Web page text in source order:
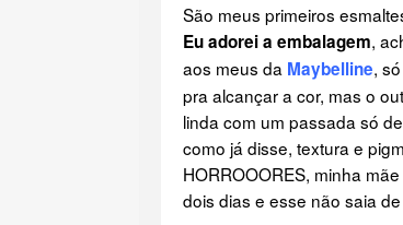
São meus primeiros
Eu adorei a embalagem,
aos meus da Maybelline,
pra alcançar a cor, mas o
linda com um passada só
como já disse, textura e
HORROOORES, minha
dois dias e esse não saia